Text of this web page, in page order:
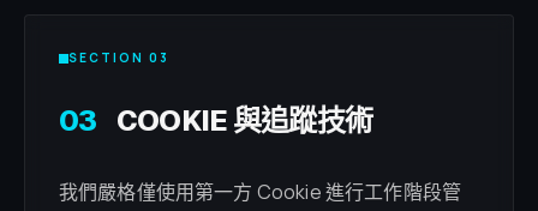
SECTION 03
03 COOKIE 與追蹤技術
我們嚴格僅使用第一方 Cookie 進行工作階段管